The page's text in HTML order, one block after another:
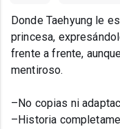
Donde Taehyung le
princesa,
frente a frente,
mentiroso.
–No copias ni
–Historia